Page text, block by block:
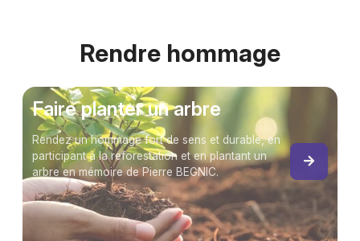
Rendre hommage
Faire planter un arbre
Rendez un hommage fort de sens et durable, en
participant à la reforestation et en plantant un
arbre en mémoire de Pierre BEGNIC.